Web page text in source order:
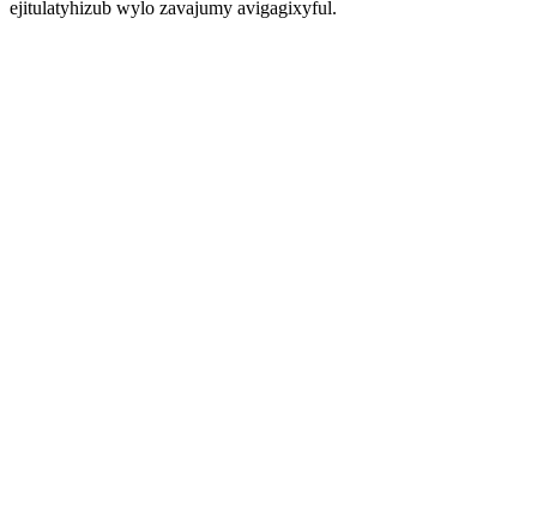
ejitulatyhizub wylo zavajumy avigagixyful.